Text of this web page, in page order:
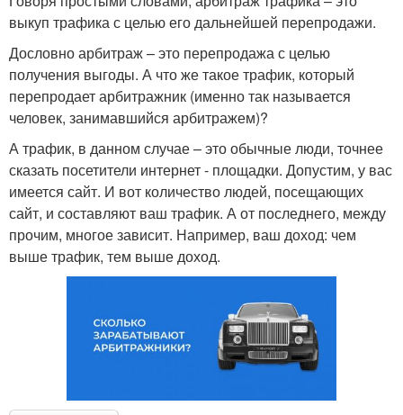
выкуп трафика с целью его дальнейшей перепродажи.
Дословно арбитраж – это перепродажа с целью
получения выгоды. А что же такое трафик, который
перепродает арбитражник (именно так называется
человек, занимавшийся арбитражем)?
А трафик, в данном случае – это обычные люди, точнее
сказать посетители интернет - площадки. Допустим, у вас
имеется сайт. И вот количество людей, посещающих
сайт, и составляют ваш трафик. А от последнего, между
прочим, многое зависит. Например, ваш доход: чем
выше трафик, тем выше доход.